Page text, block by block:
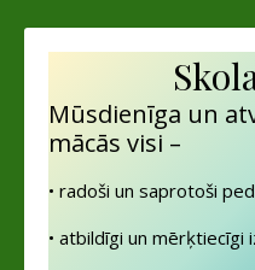
Mūsdienīga un
mācās visi –
• radoši un saprotoši
• atbildīgi un mērķtiecīgi